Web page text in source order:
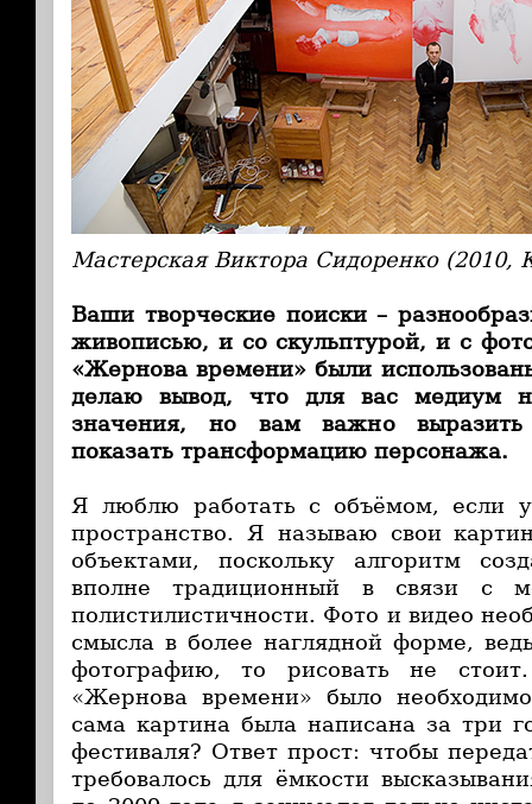
Мастерская Виктора Сидоренко (2010,
Ваши творческие поиски –
живописью, и со скульптурой, и с
«Жернова времени» были
делаю вывод, что для вас медиум
значения, но вам важно
показать трансформацию персонажа.
Я люблю работать с объёмом, если
пространство. Я называю свои
объектами, поскольку алгоритм
вполне традиционный в связи с
полистилистичности. Фото и видео
смысла в более наглядной форме,
фотографию, то рисовать не
«Жернова времени» было
сама картина была написана за три
фестиваля? Ответ прост: чтобы
требовалось для ёмкости